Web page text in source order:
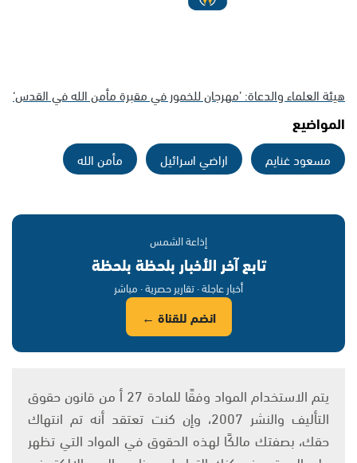
هيئة العلماء والدعاة: ’مهرجان للخمور في مقبرة مأمن الله في القدس‘
المواضيع
مسعود غنايم اراضي اسرائيل مأمن الله
إذاعة الشمس
تابع آخر الأخبار بلحظة بلحظة
أخبار عاجلة · تقارير حصرية · مباشر
انضم للقناة ←
يتم الاستخدام المواد وفقًا للمادة 27 أ من قانون حقوق
التأليف والنشر 2007، وإن كنت تعتقد أنه تم انتهاك
حقك، بصفتك مالكًا لهذه الحقوق في المواد التي تظهر